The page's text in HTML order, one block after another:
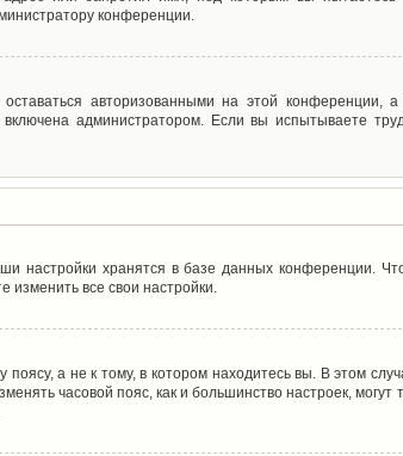
конференции.
авторизованными на этой конференции,
администратором. Если вы испытываете
настройки хранятся в базе данных конференции.
изменить все свои настройки.
а не к тому, в котором находитесь вы. В этом
часовой пояс, как и большинство настроек,